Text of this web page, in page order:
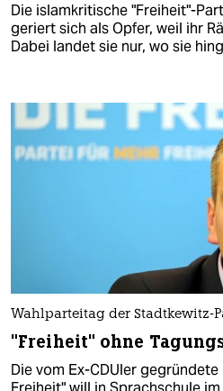
Die islamkritische "Freiheit"-
geriert sich als Opfer, weil ihr
Dabei landet sie nur, wo sie
Wahlparteitag der Stadtkewitz-
"Freiheit" ohne
Die vom Ex-CDUler